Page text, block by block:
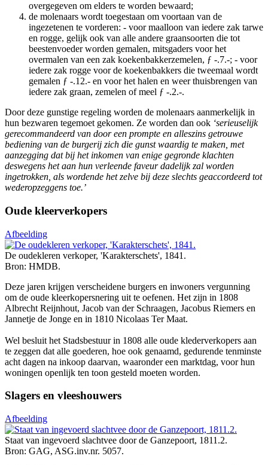
overgegeven om elders te worden bewaard;
de molenaars wordt toegestaan om voortaan van de
ingezetenen te vorderen: - voor maalloon van iedere zak tarwe
en rogge, gelijk ook van alle andere graansoorten die tot
beestenvoeder worden gemalen, mitsgaders voor het
overmalen van een zak koekenbakkerzemelen, ƒ -.7.-; - voor
iedere zak rogge voor de koekenbakkers die tweemaal wordt
gemalen ƒ -.12.- en voor het halen en weer thuisbrengen van
iedere zak graan, zemelen of meel ƒ -.2.-.
Door deze gunstige regeling worden de molenaars aanmerkelijk in
hun bezwaren tegemoet gekomen. Ze worden dan ook ‘serieuselijk
gerecommandeerd van door een prompte en alleszins getrouwe
bediening van de burgerij zich die gunst waardig te maken, met
aanzegging dat bij het inkomen van enige gegronde klachten
deswegens het aan hun verleende faveur dadelijk zal worden
ingetrokken, als wordende het zelve bij deze slechts geaccordeerd tot
wederopzeggens toe.’
Oude kleerverkopers
Afbeelding
De oudekleren verkoper, 'Karakterschets', 1841.
Bron: HMDB.
Deze jaren krijgen verscheidene burgers en inwoners vergunning
om de oude kleerkopersnering uit te oefenen. Het zijn in 1808
Albrecht Reijnhout, Jacob van der Schraagen, Jacobus Riemers en
Jannetje de Jonge en in 1810 Nicolaas Ter Maat.
Wel besluit het Stadsbestuur in 1808 alle oude klederverkopers aan
te zeggen dat alle goederen, hoe ook genaamd, gedurende tenminste
acht dagen na inkoop daarvan, waaronder een marktdag, voor hun
woningen openlijk ten toon gesteld moeten worden.
Slagers en vleeshouwers
Afbeelding
Staat van ingevoerd slachtvee door de Ganzepoort, 1811.2.
Bron: GAG, ASG.inv.nr. 5057.